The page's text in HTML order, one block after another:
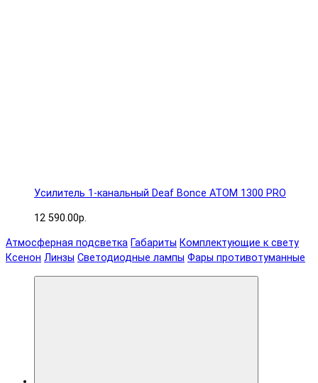
Усилитель 1-канальный Deaf Bonce ATOM 1300 PRO
12 590.00р.
Атмосферная подсветка Габариты Комплектующие к свету
Ксенон Линзы Светодиодные лампы Фары противотуманные